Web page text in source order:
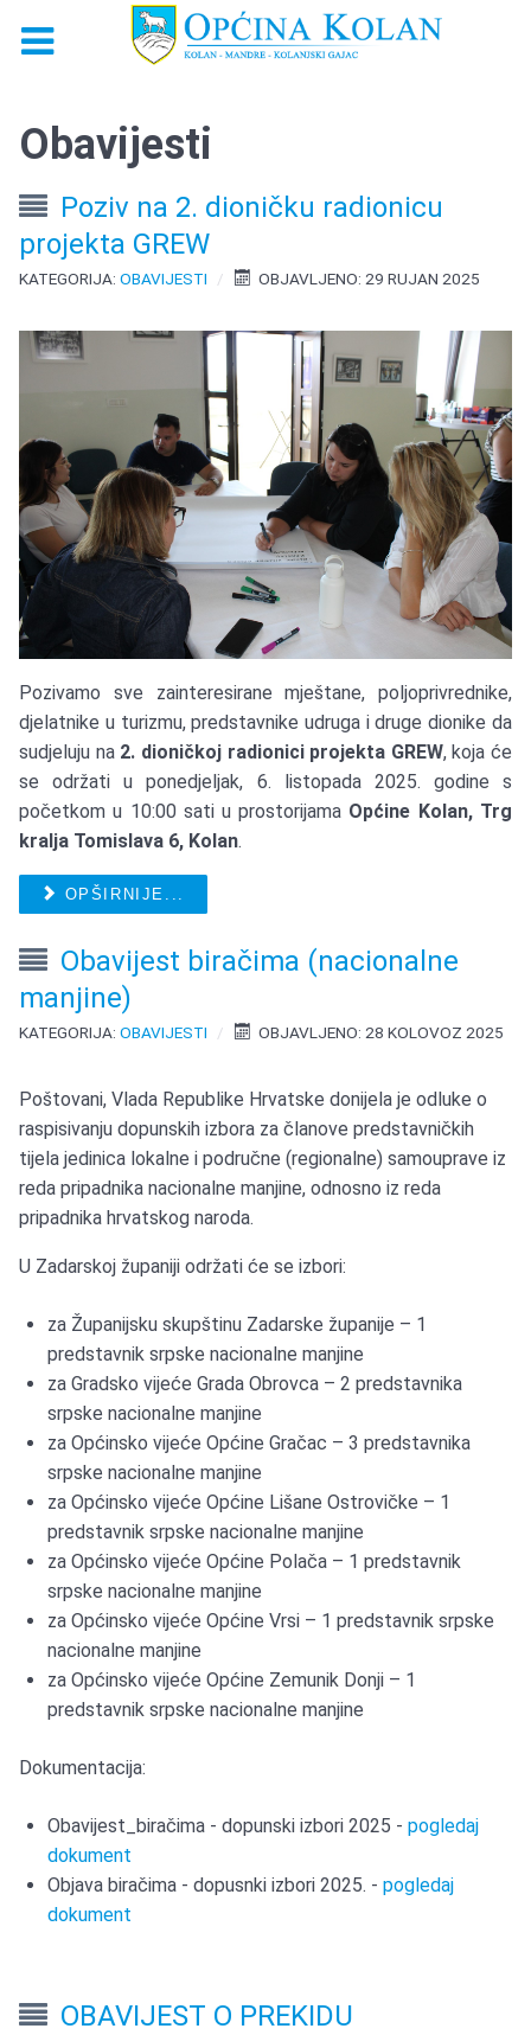
Obavijesti
Poziv na 2. dioničku radionicu
projekta GREW
KATEGORIJA:OBAVIJESTI OBJAVLJENO: 29 RUJAN 2025
Pozivamo sve zainteresirane mještane, poljoprivrednike,
djelatnike u turizmu, predstavnike udruga i druge dionike da
sudjeluju na 2. dioničkoj radionici projekta GREW, koja će
se održati u ponedjeljak, 6. listopada 2025. godine s
početkom u 10:00 sati u prostorijama Općine Kolan, Trg
kralja Tomislava 6, Kolan.
OPŠIRNIJE...
Obavijest biračima (nacionalne
manjine)
KATEGORIJA:OBAVIJESTI OBJAVLJENO: 28 KOLOVOZ 2025
Poštovani, Vlada Republike Hrvatske donijela je odluke o
raspisivanju dopunskih izbora za članove predstavničkih
tijela jedinica lokalne i područne (regionalne) samouprave iz
reda pripadnika nacionalne manjine, odnosno iz reda
pripadnika hrvatskog naroda.
U Zadarskoj županiji održati će se izbori:
za Županijsku skupštinu Zadarske županije – 1
predstavnik srpske nacionalne manjine
za Gradsko vijeće Grada Obrovca – 2 predstavnika
srpske nacionalne manjine
za Općinsko vijeće Općine Gračac – 3 predstavnika
srpske nacionalne manjine
za Općinsko vijeće Općine Lišane Ostrovičke – 1
predstavnik srpske nacionalne manjine
za Općinsko vijeće Općine Polača – 1 predstavnik
srpske nacionalne manjine
za Općinsko vijeće Općine Vrsi – 1 predstavnik srpske
nacionalne manjine
za Općinsko vijeće Općine Zemunik Donji – 1
predstavnik srpske nacionalne manjine
Dokumentacija:
Obavijest_biračima - dopunski izbori 2025 -pogledaj
dokument
Objava biračima - dopusnki izbori 2025. -pogledaj
dokument
OBAVIJEST O PREKIDU